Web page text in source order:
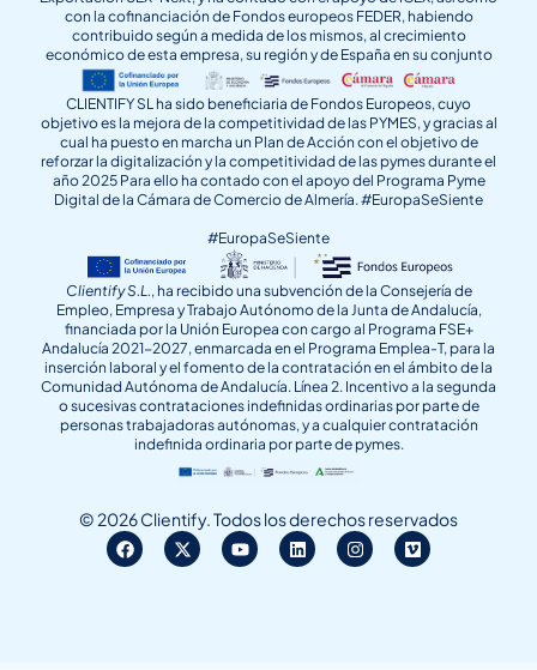
con la cofinanciación de Fondos europeos FEDER, habiendo
contribuido según a medida de los mismos, al crecimiento
económico de esta empresa, su región y de España en su conjunto
CLIENTIFY SL ha sido beneficiaria de Fondos Europeos, cuyo
objetivo es la mejora de la competitividad de las PYMES, y gracias al
cual ha puesto en marcha un Plan de Acción con el objetivo de
reforzar la digitalización y la competitividad de las pymes durante el
año 2025 Para ello ha contado con el apoyo del Programa Pyme
Digital de la Cámara de Comercio de Almería. #EuropaSeSiente
#EuropaSeSiente
Clientify S.L., ha recibido una subvención de la Consejería de
Empleo, Empresa y Trabajo Autónomo de la Junta de Andalucía,
financiada por la Unión Europea con cargo al Programa FSE+
Andalucía 2021-2027, enmarcada en el Programa Emplea-T, para la
inserción laboral y el fomento de la contratación en el ámbito de la
Comunidad Autónoma de Andalucía. Línea 2. Incentivo a la segunda
o sucesivas contrataciones indefinidas ordinarias por parte de
personas trabajadoras autónomas, y a cualquier contratación
indefinida ordinaria por parte de pymes.
© 2026 Clientify. Todos los derechos reservados